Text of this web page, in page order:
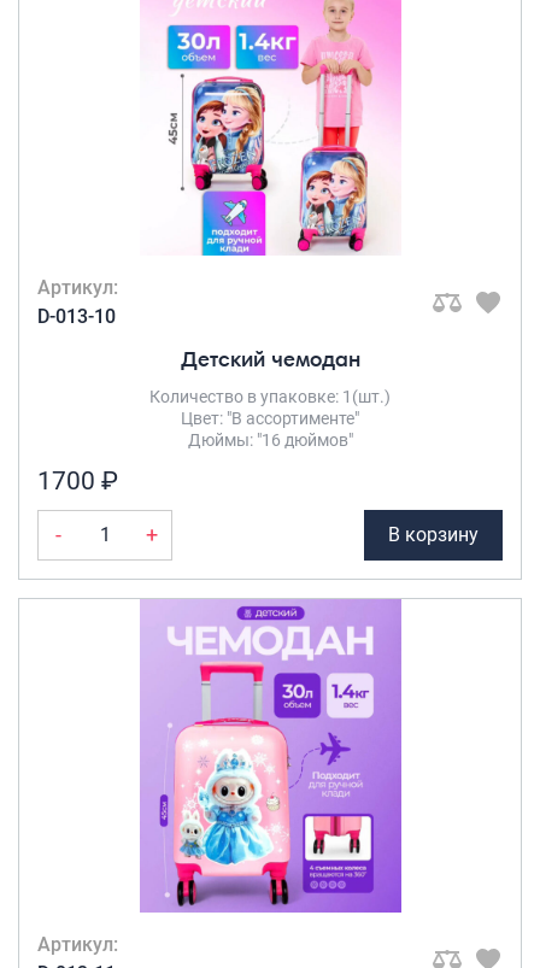
Артикул:
D-013-10
Детский чемодан
Количество в упаковке: 1(шт.)
Цвет: "В ассортименте"
Дюймы: "16 дюймов"
1700 ₽
- + В корзину
Артикул: